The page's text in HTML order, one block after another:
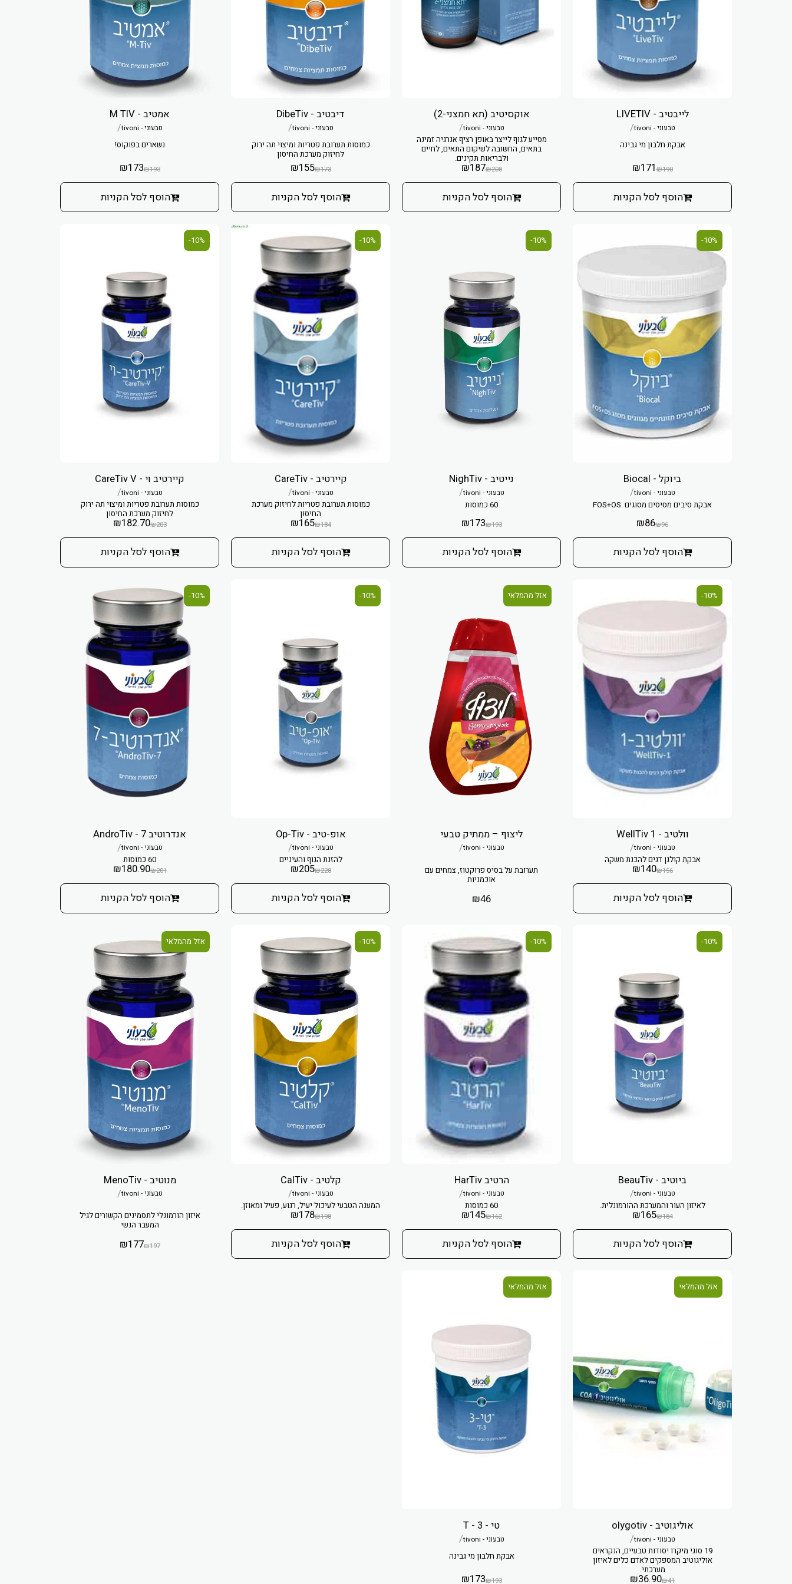
לייבטיב - LIVETIV
טבעוני - tivoni /
אבקת חלבון מי גבינה
₪190
₪171
הוסף לסל הקניות
אוקסיטיב (תא חמצני-2)
טבעוני - tivoni /
מסייע לגוף לייצר באופן רציף אנרגיה זמינה
בתאים, החשובה לשיקום התאים, לחיים
ולבריאות תקינים.
₪208
₪187
הוסף לסל הקניות
דיבטיב - DibeTiv
טבעוני - tivoni /
כמוסות תערובת פטריות ומיצוי תה ירוק
לחיזוק מערכת החיסון
₪173
₪155
הוסף לסל הקניות
אמטיב - M TIV
טבעוני - tivoni /
נשארים בפוקוס!
₪193
₪173
הוסף לסל הקניות
10%-
ביוקל - Biocal
טבעוני - tivoni /
אבקת סיבים מסיסים מסוגים .FOS+OS
₪96
₪86
הוסף לסל הקניות
10%-
נייטיב - NighTiv
טבעוני - tivoni /
60 כמוסות
₪193
₪173
הוסף לסל הקניות
10%-
קיירטיב - CareTiv
טבעוני - tivoni /
כמוסות תערובת פטריות לחיזוק מערכת
החיסון
₪184
₪165
הוסף לסל הקניות
10%-
קיירטיב וי - CareTiv V
טבעוני - tivoni /
כמוסות תערובת פטריות ומיצוי תה ירוק
לחיזוק מערכת החיסון
₪203
₪182.70
הוסף לסל הקניות
10%-
וולטיב - 1 WellTiv
טבעוני - tivoni /
אבקת קולגן דגים להכנת משקה
₪156
₪140
הוסף לסל הקניות
אזל מהמלאי
ליצוף – ממתיק טבעי
טבעוני - tivoni /
תערובת על בסיס פרוקטוז, צמחים עם
אוכמניות
₪46
10%-
אופ-טיב - Op-Tiv
טבעוני - tivoni /
להזנת הגוף והעיניים
₪228
₪205
הוסף לסל הקניות
10%-
אנדרוטיב 7 - AndroTiv
טבעוני - tivoni /
60 כמוסות
₪201
₪180.90
הוסף לסל הקניות
10%-
ביוטיב - BeauTiv
טבעוני - tivoni /
לאיזון העור והמערכת ההורמונלית.
₪184
₪165
הוסף לסל הקניות
10%-
הרטיב HarTiv
טבעוני - tivoni /
60 כמוסות
₪162
₪145
הוסף לסל הקניות
10%-
קלטיב - CalTiv
טבעוני - tivoni /
המענה הטבעי לעיכול יעיל, רגוע, פעיל ומאוזן.
₪198
₪178
הוסף לסל הקניות
אזל מהמלאי
מנוטיב - MenoTiv
טבעוני - tivoni /
איזון הורמונלי לתסמינים הקשורים לגיל
המעבר הנשי
₪197
₪177
אזל מהמלאי
אוליגוטיב - olygotiv
טבעוני - tivoni /
19 סוגי מיקרו יסודות טבעיים, הנקראים
אוליגוטיב המספקים לאדם כלים לאיזון
מערכתי.
₪41
₪36.90
אזל מהמלאי
טי - 3 - T
טבעוני - tivoni /
אבקת חלבון מי גבינה
₪193
₪173